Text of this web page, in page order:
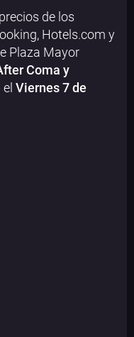
de los
Hotels.com y
Plaza Mayor
Coma y
el Viernes 7 de